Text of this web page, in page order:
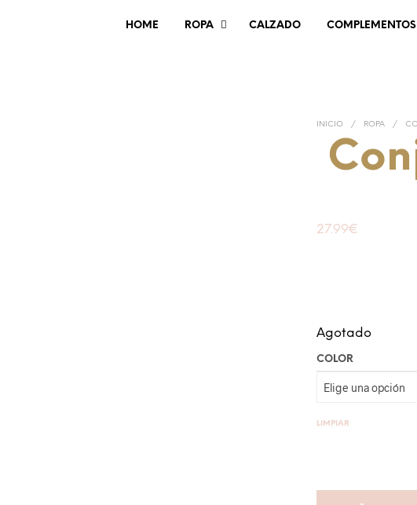
HOME ROPA CALZADO COMPLEMENTOS
INICIO / ROPA /
27.99€
Agotado
COLOR
LIMPIAR